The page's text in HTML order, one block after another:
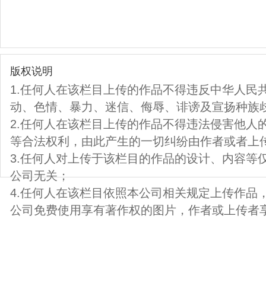
版权说明
1.任何人在该栏目上传的作品不得违反中华人民
动、色情、暴力、迷信、侮辱、诽谤及宣扬种族
2.任何人在该栏目上传的作品不得违法侵害他人
等合法权利，由此产生的一切纠纷由作者或者上
3.任何人对上传于该栏目的作品的设计、内容等
公司无关；
4.任何人在该栏目依照本公司相关规定上传作品
公司免费使用享有著作权的图片，作者或上传者